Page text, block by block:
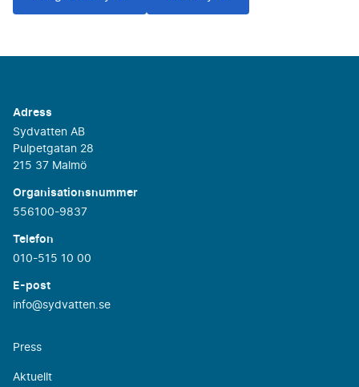
Adress
Sydvatten AB
Pulpetgatan 28
215 37 Malmö
Organisationsnummer
556100-9837
Telefon
010-515 10 00
E-post
info@sydvatten.se
Press
Aktuellt